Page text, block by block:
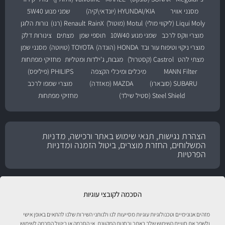
הסכמה לקובצי עוגיות
מזהים אנונימיים וטכנולוגיות עוגיות מסייעות לנו ולנותני השירות שלנו להתאים באופן אישי
ולשפר את חוויית השימוש שלך באתר ובחנות המקוונת. אי הסכמה או ביטול הסכמה לשימוש
מסנני אוויר
HYUNDAI/KIA (יונדאי\קיה)
שמני מנוע 5W40
Liqui Moly (ליקווי מולי)
Motul (מוטול) RainX Renault (רנו)
נורות הלוגן
מוצרי ווקס לרכב
שמני מנוע 10W40 תוספי שמן מצתים
צינורות דלק
מוצרי ניקוי וטיפוח עור ובד HONDA (הונדה) TOYOTA (טויוטה)
מסנני שמן
מצתי להט Castrol (קסטרול) מגבות, ג'ילדות ומטליות מחזיקי מפתחות
MANN Filter
מיכלים ומיכלי הקצפה
PHILIPS (פיליפס)
SUBARU (סובארו)
MAZDA (מאזדה)
מוצרי שמפו לרכב
Steel Shield (סטיל שילד)
מחזיקי מפתחות
הצהרת נגישות, תנאי שימוש באתר ורכישה, מדניות
המשלוחים, החזרת מוצרים, ביטול הזמנה ומדניות
הפרטיות